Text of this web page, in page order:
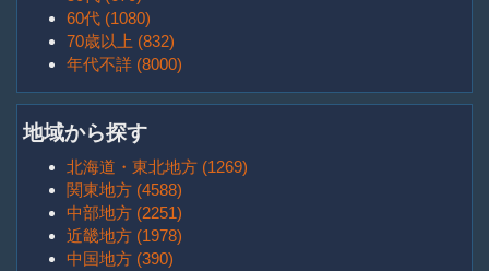
60代 (1080)
70歳以上 (832)
年代不詳 (8000)
地域から探す
北海道・東北地方 (1269)
関東地方 (4588)
中部地方 (2251)
近畿地方 (1978)
中国地方 (390)